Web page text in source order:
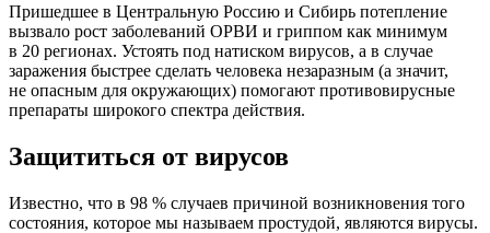
Пришедшее в Центральную Россию и Сибирь потепление
вызвало рост заболеваний ОРВИ и гриппом как минимум
в 20 регионах. Устоять под натиском вирусов, а в случае
заражения быстрее сделать человека незаразным (а значит,
не опасным для окружающих) помогают противовирусные
препараты широкого спектра действия.
Защититься от вирусов
Известно, что в 98 % случаев причиной возникновения того
состояния, которое мы называем простудой, являются вирусы.